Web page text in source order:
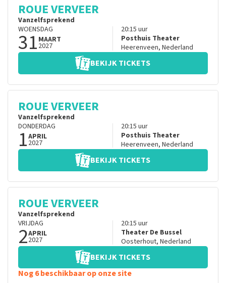
ROUE VERVEER
Vanzelfsprekend
WOENSDAG
31 MAART
2027
20:15 uur
Posthuis Theater
Heerenveen, Nederland
BEKIJK TICKETS
ROUE VERVEER
Vanzelfsprekend
DONDERDAG
1APRIL
2027
20:15 uur
Posthuis Theater
Heerenveen, Nederland
BEKIJK TICKETS
ROUE VERVEER
Vanzelfsprekend
VRIJDAG
2APRIL
2027
20:15 uur
Theater De Bussel
Oosterhout, Nederland
BEKIJK TICKETS
Nog 6 beschikbaar op onze site